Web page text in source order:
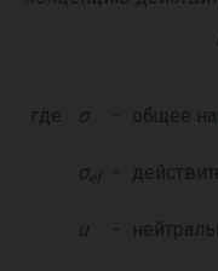
где: σ - общее
σef -
u -